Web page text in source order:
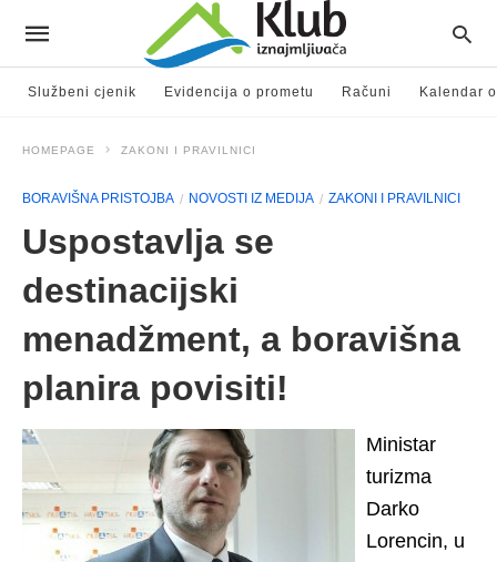
Službeni cjenik Evidencija o prometu Računi Kalendar
HOMEPAGE ZAKONI I PRAVILNICI
BORAVIŠNA PRISTOJBA NOVOSTI IZ MEDIJA ZAKONI I PRAVILNICI
Uspostavlja se
destinacijski
menadžment, a boravišna
planira povisiti!
Ministar
turizma
Darko
Lorencin, u